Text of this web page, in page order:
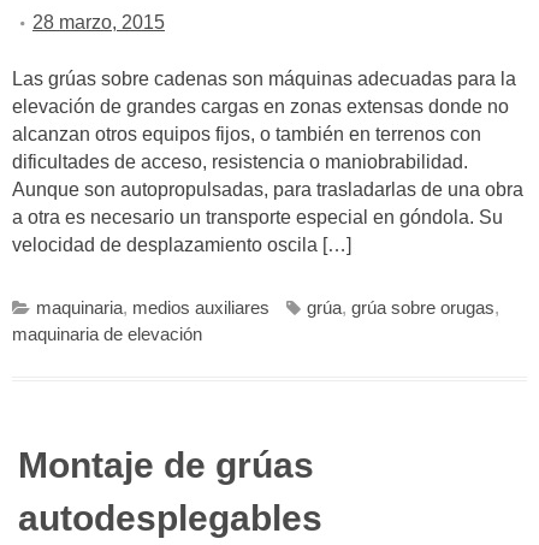
28 marzo, 2015
Las grúas sobre cadenas son máquinas adecuadas para la
elevación de grandes cargas en zonas extensas donde no
alcanzan otros equipos fijos, o también en terrenos con
dificultades de acceso, resistencia o maniobrabilidad.
Aunque son autopropulsadas, para trasladarlas de una obra
a otra es necesario un transporte especial en góndola. Su
velocidad de desplazamiento oscila […]
maquinaria, medios auxiliares grúa, grúa sobre orugas,
maquinaria de elevación
Montaje de grúas
autodesplegables